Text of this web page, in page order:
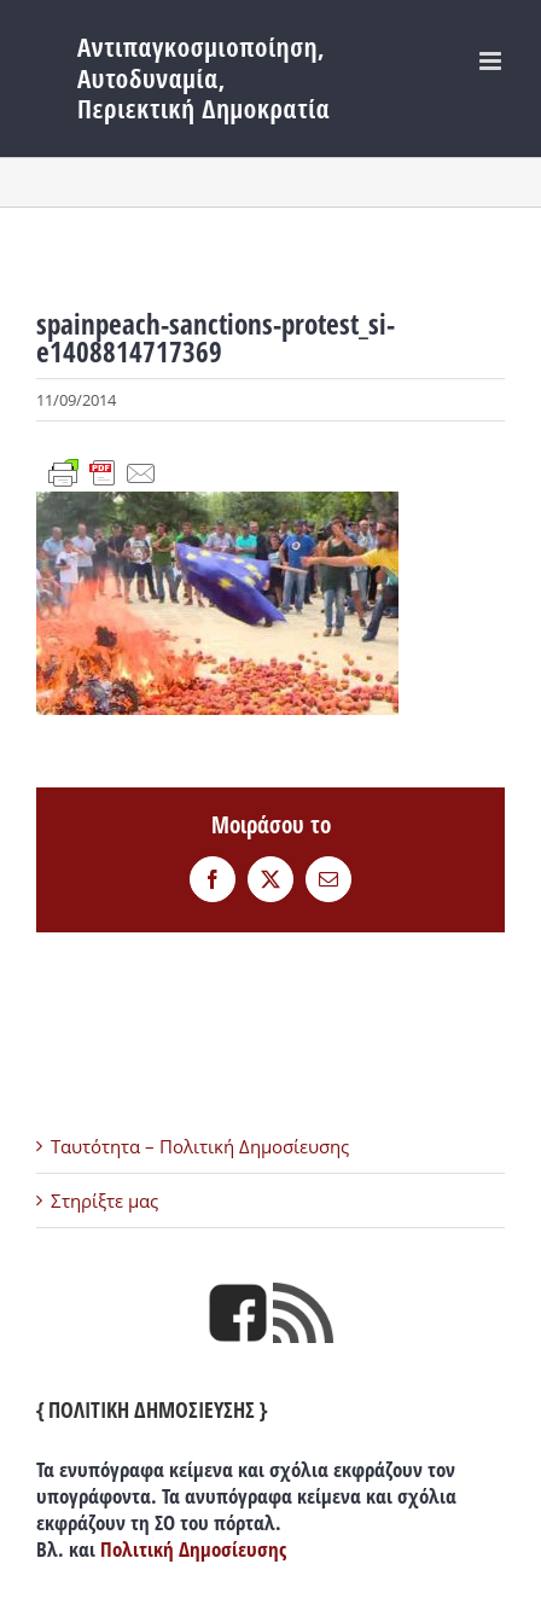
περιεχόμενο
spainpeach-sanctions-protest_si-
e1408814717369
11/09/2014
Μοιράσου το
FacebookTwitterEmail
Ταυτότητα – Πολιτική Δημοσίευσης
Στηρίξτε μας
{ ΠΟΛΙΤΙΚΗ ΔΗΜΟΣΙΕΥΣΗΣ }
Τα ενυπόγραφα κείμενα και σχόλια εκφράζουν τον
υπογράφοντα. Τα ανυπόγραφα κείμενα και σχόλια
εκφράζουν τη ΣΟ του πόρταλ.
Βλ. και Πολιτική Δημοσίευσης